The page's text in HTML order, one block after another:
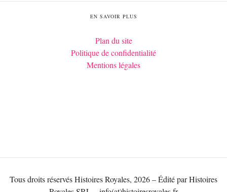
EN SAVOIR PLUS
Plan du site
Politique de confidentialité
Mentions légales
Tous droits réservés Histoires Royales, 2026 – Édité par Histoires